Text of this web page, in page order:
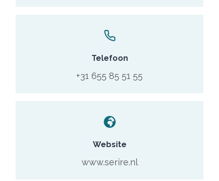
Telefoon
+31 655 85 51 55
Website
www.serire.nl